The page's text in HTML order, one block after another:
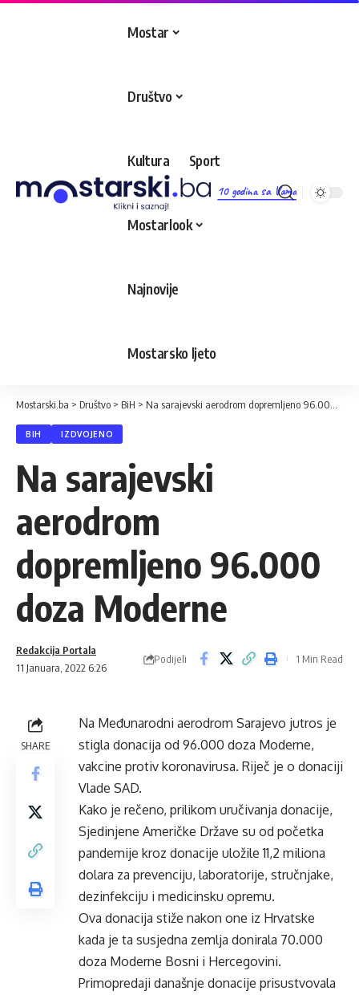
10 godina sa Vama
Mostar
Društvo
Kultura Sport
Mostarlook
Najnovije
Mostarsko ljeto
Mostarski.ba > Društvo > BiH > Na sarajevski aerodrom dopremljeno 96.000 doza Moderne
BIH IZDVOJENO
Na sarajevski
aerodrom
dopremljeno 96.000
doza Moderne
11 Januara, 2022 6:26
Redakcija Portala
Podijeli 1 Min Read
SHARE
Na Međunarodni aerodrom Sarajevo jutros je
stigla donacija od 96.000 doza Moderne,
vakcine protiv koronavirusa. Riječ je o donaciji
Vlade SAD.
Kako je rečeno, prilikom uručivanja donacije,
Sjedinjene Američke Države su od početka
pandemije kroz donacije uložile 11,2 miliona
dolara za prevenciju, laboratorije, stručnjake,
dezinfekciju i medicinsku opremu.
Ova donacija stiže nakon one iz Hrvatske
kada je ta susjedna zemlja donirala 70.000
doza Moderne Bosni i Hercegovini.
Primopredaji današnje donacije prisustvovala